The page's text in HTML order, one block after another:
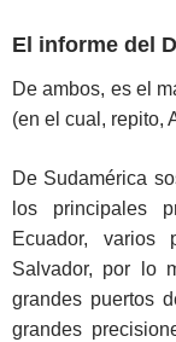
El informe del
De ambos, es el
(en el cual, repito,
De Sudamérica
los principales
Ecuador, varios
Salvador, por lo
grandes puertos
grandes